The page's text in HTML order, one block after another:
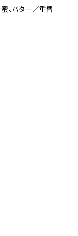
蜜、バター／重曹